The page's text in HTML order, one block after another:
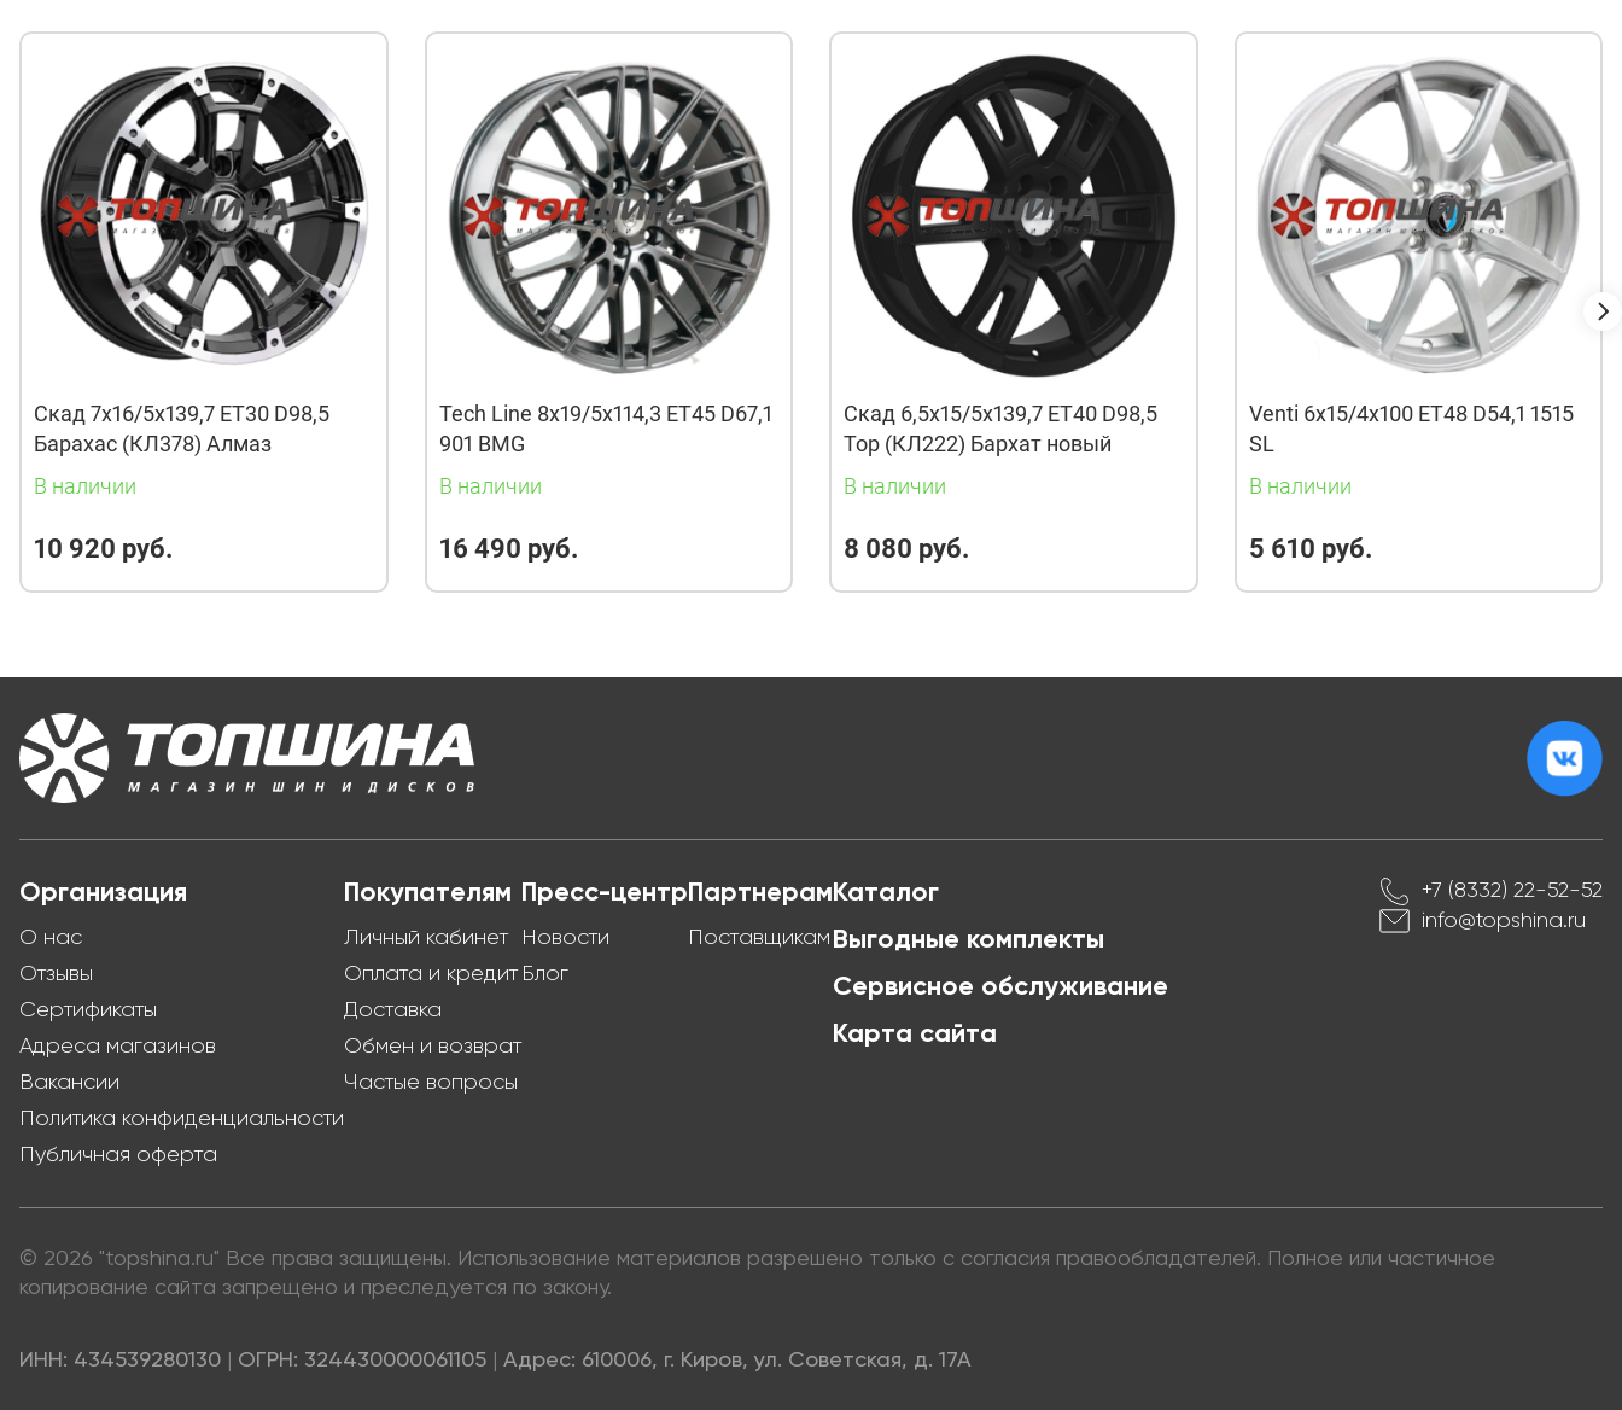
Скад 7x16/5x139,7 ET30 D98,5
Барахас (КЛ378) Алмаз
В наличии
10 920 руб.
Tech Line 8x19/5x114,3 ET45 D67,1
901 BMG
В наличии
16 490 руб.
Скад 6,5x15/5x139,7 ET40 D98,5
Тор (КЛ222) Бархат новый
В наличии
8 080 руб.
Venti 6x15/4x100 ET48 D54,1 1515
SL
В наличии
5 610 руб.
Организация
О нас
Отзывы
Сертификаты
Адреса магазинов
Вакансии
Политика конфиденциальности
Публичная оферта
Покупателям
Личный кабинет
Оплата и кредит
Доставка
Обмен и возврат
Частые вопросы
Пресс-центр
Новости
Блог
Партнерам
Поставщикам
Каталог
Выгодные комплекты
Сервисное обслуживание
Карта сайта
+7 (8332) 22-52-52
info@topshina.ru
© 2026 "topshina.ru" Все права защищены. Использование материалов разрешено только с согласия правообладателей. Полное или частичное
копирование сайта запрещено и преследуется по закону.
ИНН: 434539280130 ОГРН: 324430000061105 Адрес: 610006, г. Киров, ул. Советская, д. 17А